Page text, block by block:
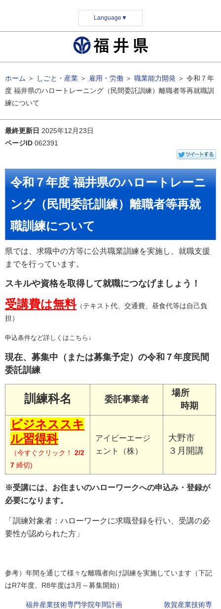
Language ▼
ホーム ＞ しごと・産業 ＞ 雇用・労働 ＞ 職業能力開発 ＞ 令和７年
度 福井県のハロートレーニング（民間委託訓練）離職者等再就職訓
練について
最終更新日 2025年12月23日
ページID 062391
令和７年度 福井県のハロートレーニ
ング（民間委託訓練）離職者等再就
職訓練について
県では、求職中の方等に公共職業訓練を実施し、就職支援
までを行っています。
スキルや資格を取得して就職につなげましょう！
受講費は無料（ テキスト代、交通費、昼食代等は自己負
担）
申込条件など詳しくはこちら↓
現在、募集中（または募集予定）の令和７年度民間
委託訓練
訓練科名 委託事業者
場所
時期
ビジネススキ
ル習得科
（今すぐクリック！ 2/2
7 締切)
アイビーエージ
ェント（株）
大野市
３月開講
※受講には、お住まいのハローワークへの申込み・登録が
必要になります。
「訓練対象者：ハローワークに求職登録を行い、受講の必
要性が認められた方」
参考）年間を通じて様々な離職者向け訓練を実施しています（下記
はR7年度、R8年度は3月～募集開始）
福井産業技術専門学院年間計画
敦賀産業技術専